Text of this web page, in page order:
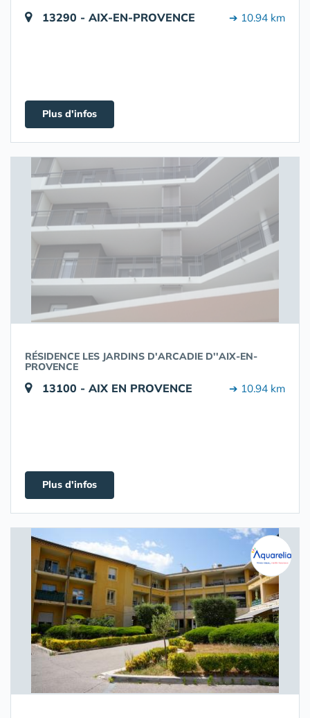
13290 - AIX-EN-PROVENCE ➔ 10.94 km
Plus d'infos
RÉSIDENCE LES JARDINS D'ARCADIE D''AIX-EN-
PROVENCE
13100 - AIX EN PROVENCE ➔ 10.94 km
Plus d'infos